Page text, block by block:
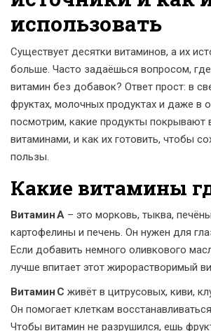
использовать
Существует десятки витаминов, а их
больше. Часто задаёшься вопросом,
витамин без добавок? Ответ прост: в
фруктах, молочных продуктах и даже в
посмотрим, какие продукты покрывают
витаминами, и как их готовить, чтобы
пользы.
Какие витамины
Витамин А – это морковь, тыква,
картофелины и печень. Он нужен для
Если добавить немного оливкового
лучше впитает этот жирорастворимый
Витамин С живёт в цитрусовых, киви,
Он помогает клеткам
Чтобы витамин не разрушился, ешь